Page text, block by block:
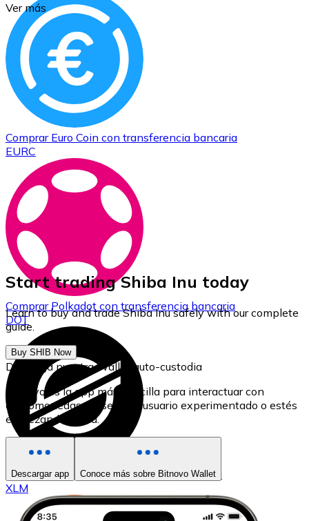
Comprar Euro Coin con transferencia bancaria
EURC
ComprarPolkadot con transferencia bancaria
DOT
ComprarStellarcon transferencia bancaria
XLM
Ver más
Start trading Shiba Inu today
Learn to buy and trade Shiba Inu safely with our complete
guide.
Buy SHIB Now
Descarga nuestra Wallet auto-custodia
Bitnovo es la app más sencilla para interactuar con
criptomonedas, ya seas un usuario experimentado o estés
empezando ahora.
Descargar app Conoce más sobre Bitnovo Wallet